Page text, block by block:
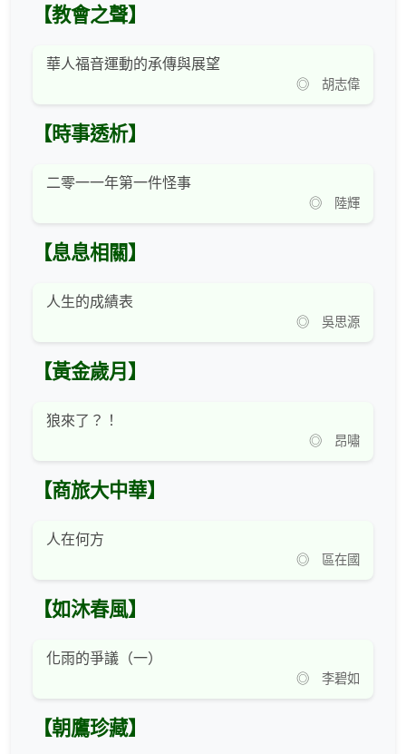
【教會之聲】
華人福音運動的承傳與展望
◎ 胡志偉
【時事透析】
二零一一年第一件怪事
◎ 陸輝
【息息相關】
人生的成績表
◎ 吳思源
【黃金歲月】
狼來了？！
◎ 昂嘯
【商旅大中華】
人在何方
◎ 區在國
【如沐春風】
化雨的爭議（一）
◎ 李碧如
【朝鷹珍藏】